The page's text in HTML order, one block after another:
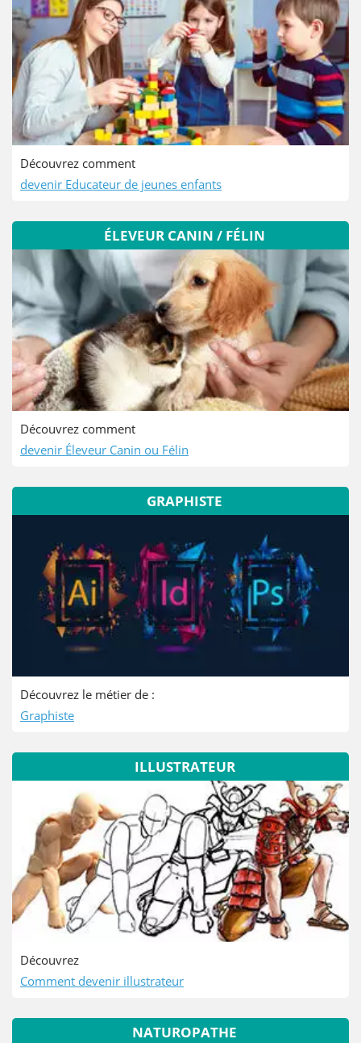
Découvrez comment
devenir Educateur de jeunes enfants
ÉLEVEUR CANIN / FÉLIN
Découvrez comment
devenir Éleveur Canin ou Félin
GRAPHISTE
Découvrez le métier de :
Graphiste
ILLUSTRATEUR
Découvrez
Comment devenir illustrateur
NATUROPATHE